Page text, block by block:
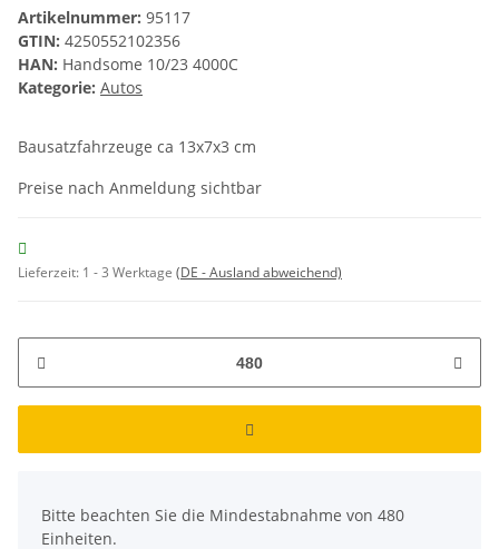
Artikelnummer: 95117
GTIN: 4250552102356
HAN: Handsome 10/23 4000C
Kategorie: Autos
Bausatzfahrzeuge ca 13x7x3 cm
Preise nach Anmeldung sichtbar
Lieferzeit: 1 - 3 Werktage (DE - Ausland abweichend)
Bitte beachten Sie die Mindestabnahme von 480
Einheiten.